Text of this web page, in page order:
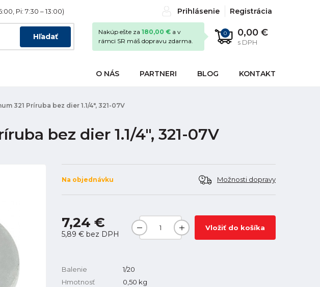
Pi: 7:30 – 13:00) Prihlásenie Registrácia
Hľadať 0 0,00 €
s DPH
Nakúp ešte za 180,00 € a v
rámci SR máš dopravu zdarma.
O NÁS PARTNERI BLOG KONTAKT
321 Príruba bez dier 1.1/4", 321-07V
bez dier 1.1/4", 321-07V
Na objednávku Možnosti dopravy
7,24 €
5,89 € bez DPH
Vložiť do košíka
Balenie
1/20
Hmotnosť
0,50 kg